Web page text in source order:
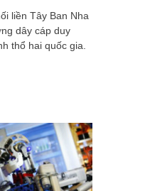
liền Tây Ban Nha
dây cáp duy
thổ hai quốc gia.